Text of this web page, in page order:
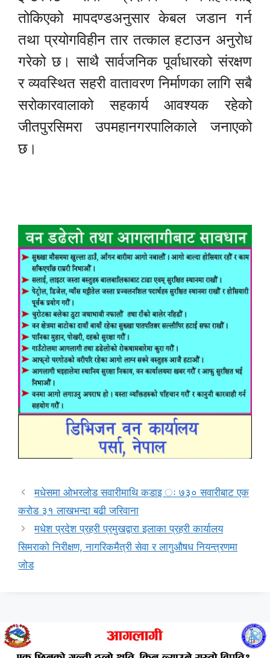
तोकिएको मापदण्डअनुसार केबल जडान गर्न
तथा प्रयोगविहीन तार तत्काल हटाउन अनुरोध
गरेको छ। साथै सार्वजनिक पूर्वाधारको संरक्षण
र व्यवस्थित सहरी वातावरण निर्माणका लागि सबै
सरोकारवालाको सहकार्य आवश्यक रहेको
जीतपुरसिमरा उपमहानगरपालिकाले जनाएको
छ।
मधेसमा ओभरलोड सवारीमाथि कडाइ ः ७३० सवारीबाट एक
करोड ३१ लाखभन्दा बढी जरिवाना
मधेश प्रदेश प्रहरी प्रमुखद्वारा इलाका प्रहरी कार्यालय
सिमराको निरीक्षण, नागरिकमैत्री सेवा र लागुऔषध नियन्त्रणमा
जोड